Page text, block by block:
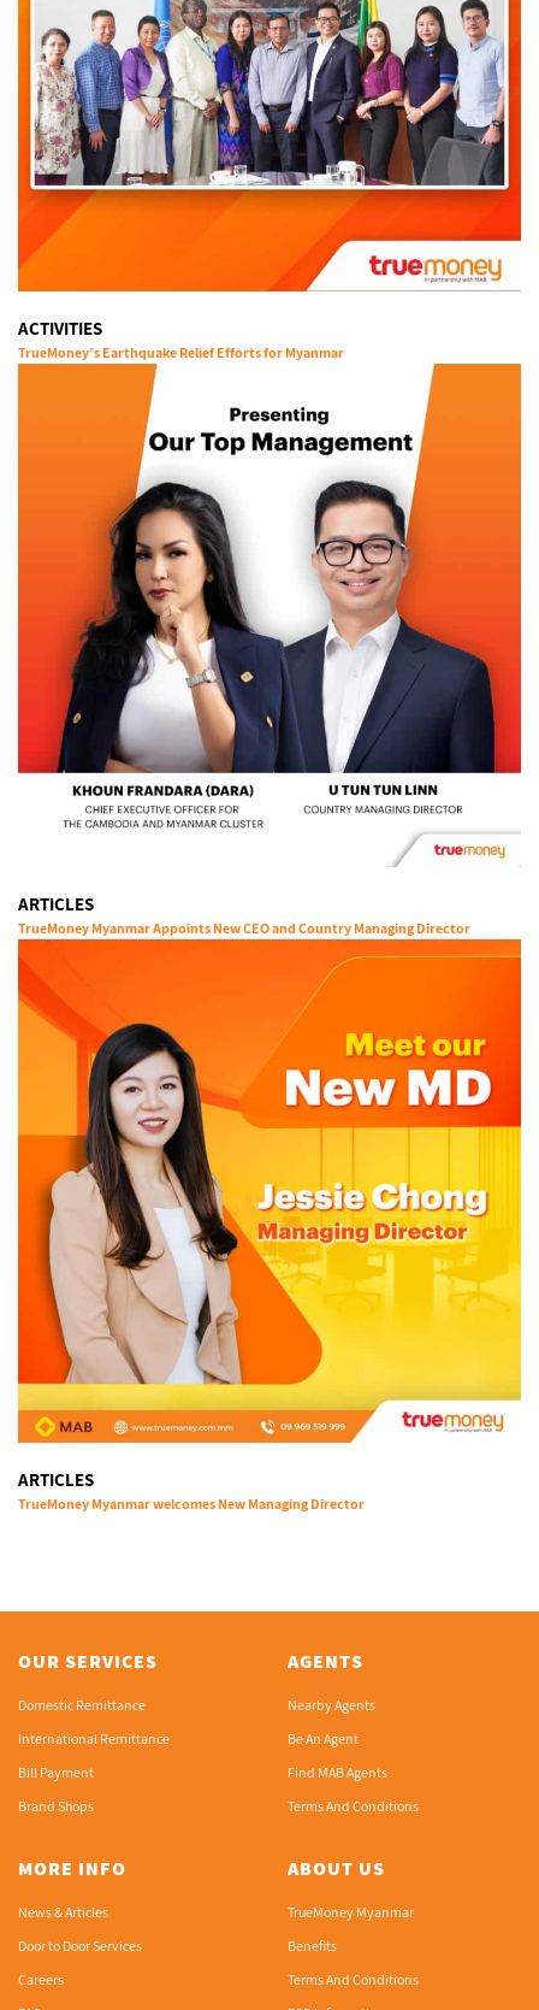
ACTIVITIES
TrueMoney’s Earthquake Relief Efforts for Myanmar
ARTICLES
TrueMoney Myanmar Appoints New CEO and Country Managing Director
ARTICLES
TrueMoney Myanmar welcomes New Managing Director
OUR SERVICES
Domestic Remittance
International Remittance
Bill Payment
Brand Shops
AGENTS
Nearby Agents
Be An Agent
Find MAB Agents
Terms And Conditions
MORE INFO
News & Articles
Door to Door Services
Careers
ABOUT US
TrueMoney Myanmar
Benefits
Terms And Conditions